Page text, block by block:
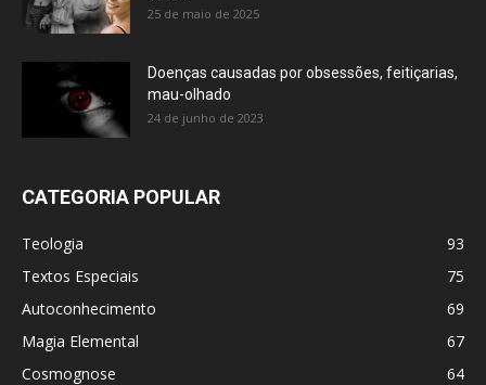
25 de maio de 2025
Doenças causadas por obsessões, feitiçarias,
mau-olhado
24 de junho de 2023
CATEGORIA POPULAR
Teologia
93
Textos Especiais
75
Autoconhecimento
69
Magia Elemental
67
Cosmognose
64